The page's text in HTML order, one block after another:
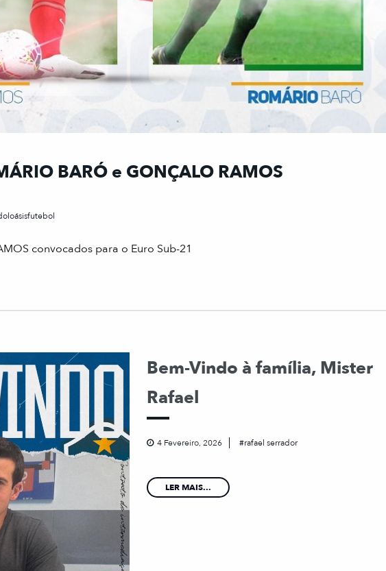
BARÓ e GONÇALO RAMOS
convocados para o Euro Sub-21
Bem-Vindo à família, Mister
Rafael
4 Fevereiro, 2026 rafael serrador
LER MAIS...